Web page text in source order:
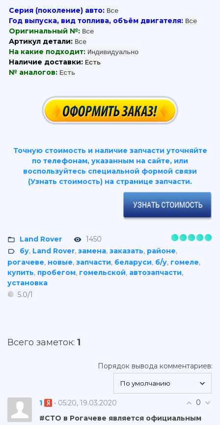
Серия (поколение) авто: Все
Год выпуска, вид топлива, объём двигателя: Все
Оригинальный №: Все
Артикул детали: Все
На какие подходит: Индивидуально
Наличие доставки: Есть
№ аналогов: Есть
Точную стоимость и наличие запчасти уточняйте
по телефонам, указанным на сайте, или
воспользуйтесь специальной формой связи
(Узнать стоимость) на странице запчасти.
Land Rover
1450
бу, Land Rover, замена, заказать, районе,
рогачеве, новые, запчасти, беларуси, б/у, гомеле,
купить, пробегом, гомельской, автозапчасти,
установка
5.0/1
Всего заметок: 1
Порядок вывода комментариев:
0
1
• 05:20, 19.03.2020
#СТО в Рогачеве является официальным